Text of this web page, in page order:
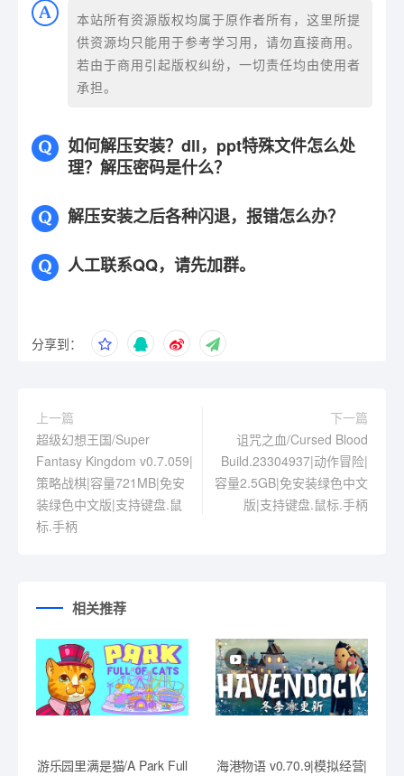
本站所有资源版权均属于原作者所有，这里所提
供资源均只能用于参考学习用，请勿直接商用。
若由于商用引起版权纠纷，一切责任均由使用者
承担。
如何解压安装？dll，ppt特殊文件怎么处
理？解压密码是什么？
解压安装之后各种闪退，报错怎么办？
人工联系QQ，请先加群。
分享到：
上一篇
超级幻想王国/Super
Fantasy Kingdom v0.7.059|
策略战棋|容量721MB|免安
装绿色中文版|支持键盘.鼠
标.手柄
下一篇
诅咒之血/Cursed Blood
Build.23304937|动作冒险|
容量2.5GB|免安装绿色中文
版|支持键盘.鼠标.手柄
相关推荐
游乐园里满是猫/A Park Full
海港物语 v0.70.9|模拟经营|